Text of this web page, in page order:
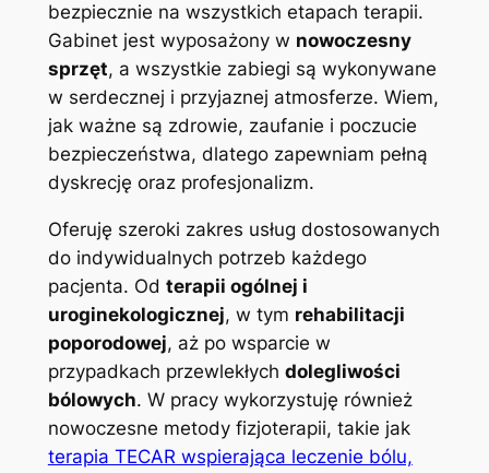
bezpiecznie na wszystkich etapach terapii.
Gabinet jest wyposażony w nowoczesny
sprzęt, a wszystkie zabiegi są wykonywane
w serdecznej i przyjaznej atmosferze. Wiem,
jak ważne są zdrowie, zaufanie i poczucie
bezpieczeństwa, dlatego zapewniam pełną
dyskrecję oraz profesjonalizm.
Oferuję szeroki zakres usług dostosowanych
do indywidualnych potrzeb każdego
pacjenta. Od terapii ogólnej i
uroginekologicznej, w tym rehabilitacji
poporodowej, aż po wsparcie w
przypadkach przewlekłych dolegliwości
bólowych. W pracy wykorzystuję również
nowoczesne metody fizjoterapii, takie jak
terapia TECAR wspierająca leczenie bólu,